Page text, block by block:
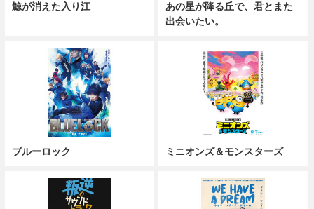
鯨が消えた入り江
あの星が降る丘で、君とまた
出会いたい。
ブルーロック ミニオンズ＆モンスターズ